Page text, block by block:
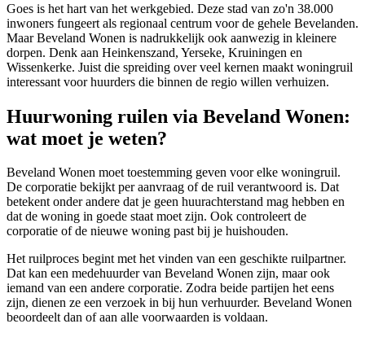
Goes is het hart van het werkgebied. Deze stad van zo'n 38.000
inwoners fungeert als regionaal centrum voor de gehele Bevelanden.
Maar Beveland Wonen is nadrukkelijk ook aanwezig in kleinere
dorpen. Denk aan Heinkenszand, Yerseke, Kruiningen en
Wissenkerke. Juist die spreiding over veel kernen maakt woningruil
interessant voor huurders die binnen de regio willen verhuizen.
Huurwoning ruilen via Beveland Wonen:
wat moet je weten?
Beveland Wonen moet toestemming geven voor elke woningruil.
De corporatie bekijkt per aanvraag of de ruil verantwoord is. Dat
betekent onder andere dat je geen huurachterstand mag hebben en
dat de woning in goede staat moet zijn. Ook controleert de
corporatie of de nieuwe woning past bij je huishouden.
Het ruilproces begint met het vinden van een geschikte ruilpartner.
Dat kan een medehuurder van Beveland Wonen zijn, maar ook
iemand van een andere corporatie. Zodra beide partijen het eens
zijn, dienen ze een verzoek in bij hun verhuurder. Beveland Wonen
beoordeelt dan of aan alle voorwaarden is voldaan.